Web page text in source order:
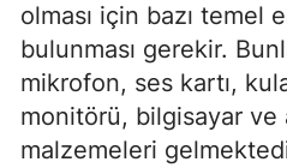
olması için bazı temel
bulunması gerekir.
mikrofon, ses kartı,
monitörü, bilgisayar
malzemeleri